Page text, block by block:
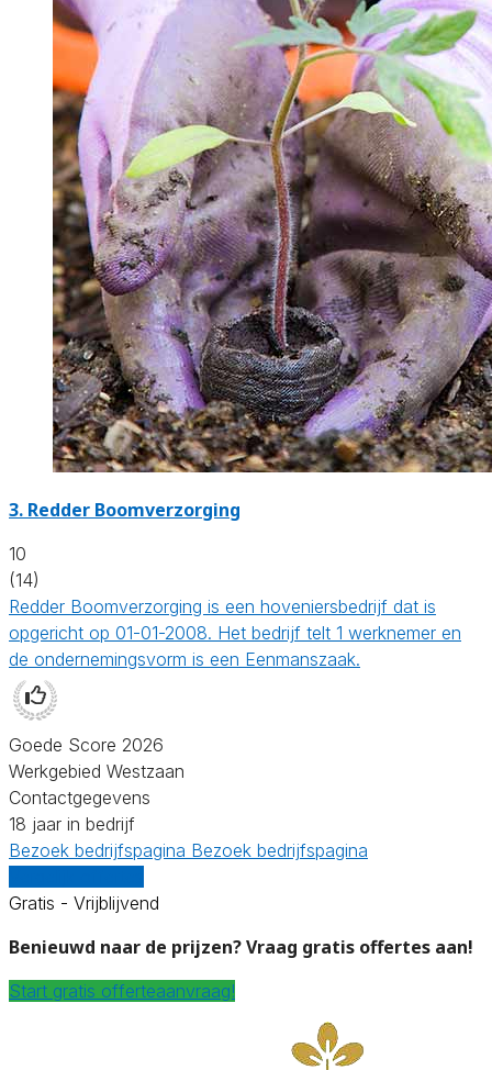
3. Redder Boomverzorging
10
(14)
Redder Boomverzorging is een hoveniersbedrijf dat is
opgericht op 01-01-2008. Het bedrijf telt 1 werknemer en
de ondernemingsvorm is een Eenmanszaak.
Goede Score 2026
Werkgebied Westzaan
Contactgegevens
18 jaar in bedrijf
Bezoek bedrijfspagina Bezoek bedrijfspagina
Gratis - Vrijblijvend
Benieuwd naar de prijzen? Vraag gratis offertes aan!
Start gratis offerteaanvraag!